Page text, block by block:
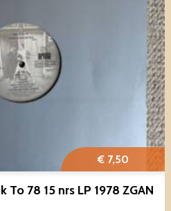
€ 7,50
78 15 nrs LP 1978 ZGAN